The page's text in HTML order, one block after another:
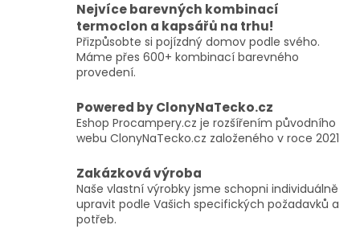
Nejvíce barevných kombinací
termoclon a kapsářů na trhu!
Přizpůsobte si pojízdný domov podle svého.
Máme přes 600+ kombinací barevného
provedení.
Powered by ClonyNaTecko.cz
Eshop Procampery.cz je rozšířením původního
webu ClonyNaTecko.cz založeného v roce 2021
Zakázková výroba
Naše vlastní výrobky jsme schopni individuálně
upravit podle Vašich specifických požadavků a
potřeb.